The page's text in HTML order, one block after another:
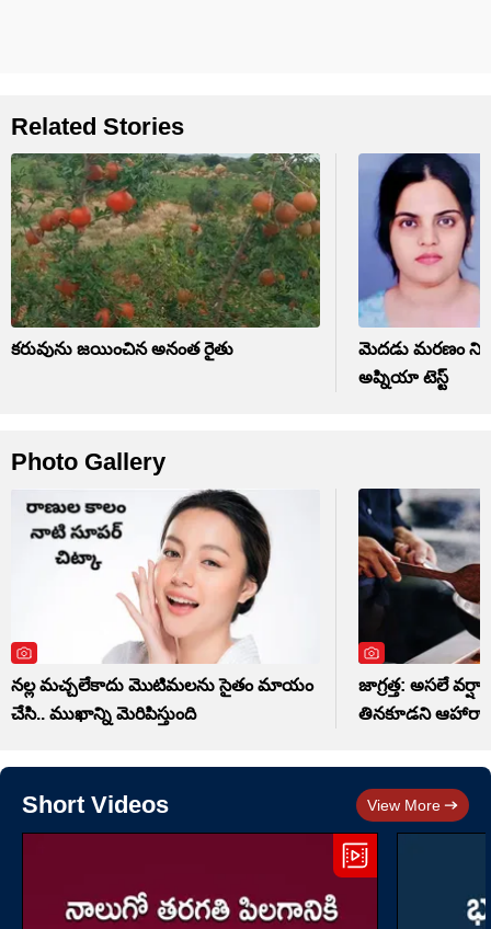
Related Stories
కరువును జయించిన అనంత రైతు
మెదడు మరణం
అప్నియా టెస్ట్
Photo Gallery
నల్ల మచ్చలేకాదు మొటిమలను సైతం మాయం
చేసి.. ముఖాన్ని మెరిపిస్తుంది
జాగ్రత్త: అసలే
తినకూడని
Short Videos View More